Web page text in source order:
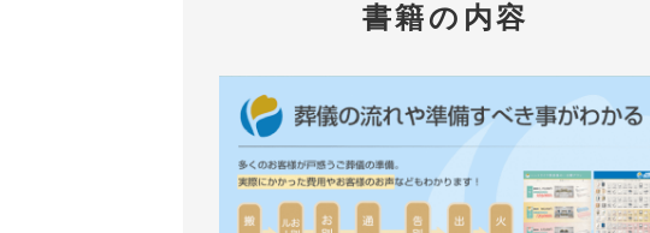
書籍の内容